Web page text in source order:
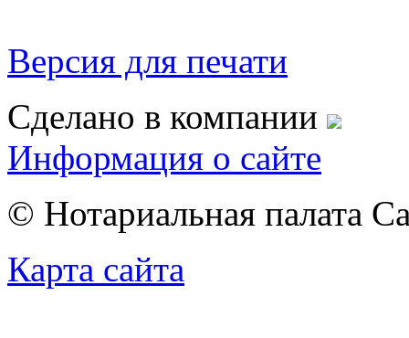
Версия для печати
Сделано в компании
Информация о сайте
© Нотариальная палата
Карта сайта